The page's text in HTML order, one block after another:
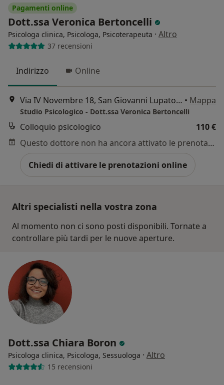
Pagamenti online
Dott.ssa Veronica Bertoncelli
Psicologa clinica, Psicologa, Psicoterapeuta · Altro
37 recensioni
Indirizzo Online
Via IV Novembre 18, San Giovanni Lupatoto • Mappa
Studio Psicologico - Dott.ssa Veronica Bertoncelli
Colloquio psicologico
110 €
Questo dottore non ha ancora attivato le prenotazioni online presso questo indirizzo.
Chiedi di attivare le prenotazioni online
Altri specialisti nella vostra zona
Al momento non ci sono posti disponibili. Tornate a
controllare più tardi per le nuove aperture.
Dott.ssa Chiara Boron
Psicologa clinica, Psicologa, Sessuologa · Altro
15 recensioni